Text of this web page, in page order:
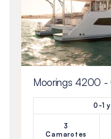
Moorings 4200 -
0-1
3
Camarotes